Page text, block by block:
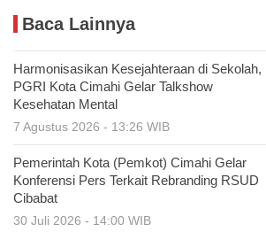
Baca Lainnya
Harmonisasikan Kesejahteraan di Sekolah,
PGRI Kota Cimahi Gelar Talkshow
Kesehatan Mental
7 Agustus 2026 - 13:26 WIB
Pemerintah Kota (Pemkot) Cimahi Gelar
Konferensi Pers Terkait Rebranding RSUD
Cibabat
30 Juli 2026 - 14:00 WIB